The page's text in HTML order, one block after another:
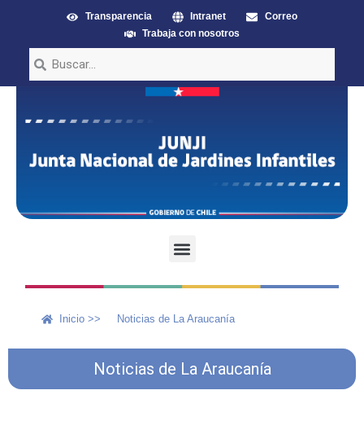
Transparencia Intranet
Correo
Trabaja con nosotros
Inicio >> Noticias de La Araucanía
Noticias de La Araucanía